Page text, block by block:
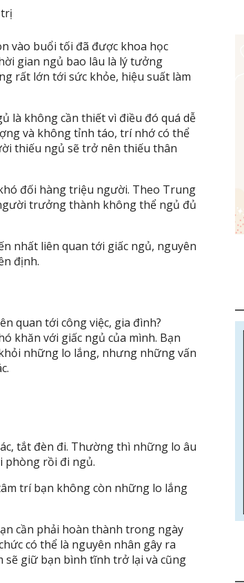
vào buổi tối đã được khoa học
gian ngủ bao lâu là lý tưởng
rất lớn tới sức khỏe, hiệu suất làm
là không cần thiết vì điều đó quá dễ
và không tỉnh táo, trí nhớ có thể
thiếu ngủ sẽ trở nên thiếu thân
đối hàng triệu người. Theo Trung
trưởng thành không thể ngủ đủ
nhất liên quan tới giấc ngủ, nguyên
định.
quan tới công việc, gia đình?
khăn với giấc ngủ của mình. Bạn
những lo lắng, nhưng những vấn
tắt đèn đi. Thường thì những lo âu
phòng rồi đi ngủ.
trí bạn không còn những lo lắng
cần phải hoàn thành trong ngày
có thể là nguyên nhân gây ra
sẽ giữ bạn bình tĩnh trở lại và cũng